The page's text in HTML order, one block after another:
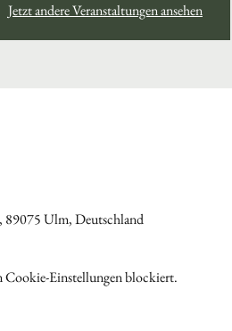
Jetzt andere Veranstaltungen ansehen
Ulm, Deutschland
Cookie-Einstellungen blockiert.